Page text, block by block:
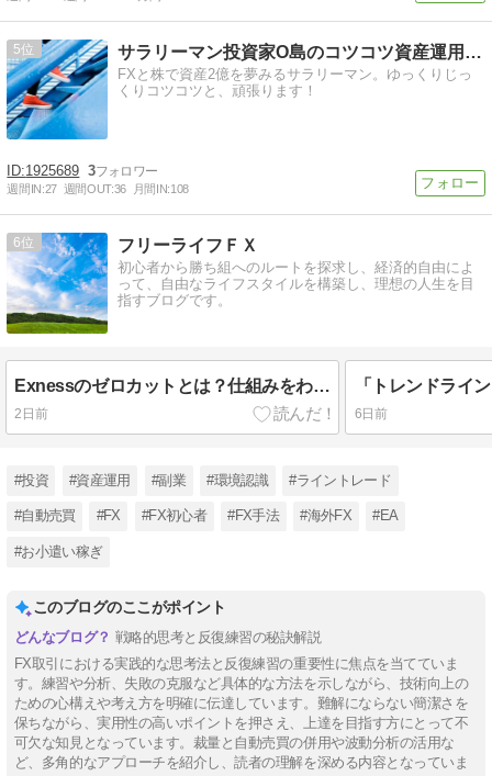
5 サラリーマン投資家O島のコツコツ資産運用ブログ | ゆっく…
FXと株で資産2億を夢みるサラリーマン。ゆっくりじっ
くりコツコツと、頑張ります！
1925689 3
週間IN:27 週間OUT:36 月間IN:108
6 フリーライフＦＸ
初心者から勝ち組へのルートを探求し、経済的自由によ
って、自由なライフスタイルを構築し、理想の人生を目
指すブログです。
Exnessのゼロカットとは？仕組みをわかりやすく解説
2日前 6日前
#投資 #資産運用 #副業 #環境認識 #ライントレード
#自動売買 #FX #FX初心者 #FX手法 #海外FX #EA
#お小遣い稼ぎ
このブログのここがポイント
戦略的思考と反復練習の秘訣解説
FX取引における実践的な思考法と反復練習の重要性に焦点を当てていま
す。練習や分析、失敗の克服など具体的な方法を示しながら、技術向上の
ための心構えや考え方を明確に伝達しています。難解にならない簡潔さを
保ちながら、実用性の高いポイントを押さえ、上達を目指す方にとって不
可欠な知見となっています。裁量と自動売買の併用や波動分析の活用な
ど、多角的なアプローチを紹介し、読者の理解を深める内容となっていま